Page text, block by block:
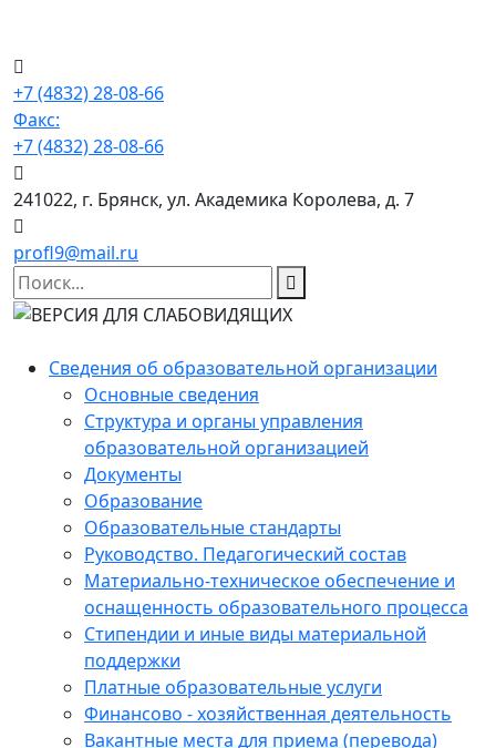
+7 (4832) 28-08-66
Факс:
+7 (4832) 28-08-66
241022, г. Брянск, ул. Академика Королева, д. 7
profl9@mail.ru
Сведения об образовательной организации
Основные сведения
Структура и органы управления
образовательной организацией
Документы
Образование
Образовательные стандарты
Руководство. Педагогический состав
Материально-техническое обеспечение и
оснащенность образовательного процесса
Стипендии и иные виды материальной
поддержки
Платные образовательные услуги
Финансово - хозяйственная деятельность
Вакантные места для приема (перевода)